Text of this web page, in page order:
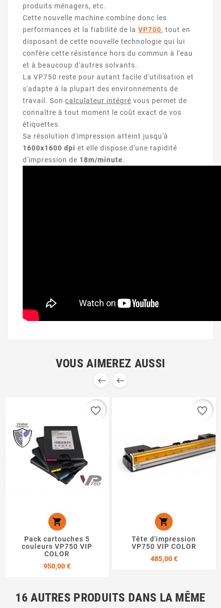
produits ménagers, etc.
Cette nouvelle machine combine donc les
performances et la fiabilité de la VP700, tout en
disposant de cette nouvelle technologie qui lui
confère cette résistance hors du commun à l'eau
et à beaucoup d'autres solvants.
La VP750 reste pour autant facile d'utilisation et
s'adapte à la plupart des environnements de
travail. Son calculateur intégré vous permet de
connaître à tout moment le coût exact de vos
étiquettes.
Sa résolution d'impression atteint jusqu'à
1600x1600 dpi et elle dispose d'une rapidité
d'impression de 18m/minute.
VOUS AIMEREZ AUSSI
 

Pack cartouches 5
couleurs VP750 VIP
COLOR
950,00 €Prix
favorite_border

Tête d'impression
VP750 VIP COLOR
485,00 €Prix
favorite_border
16 AUTRES PRODUITS DANS LA MÊME